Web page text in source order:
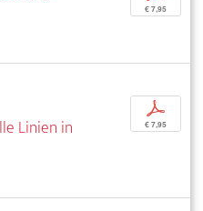
€ 7,95
Linien in
p
€ 7,95